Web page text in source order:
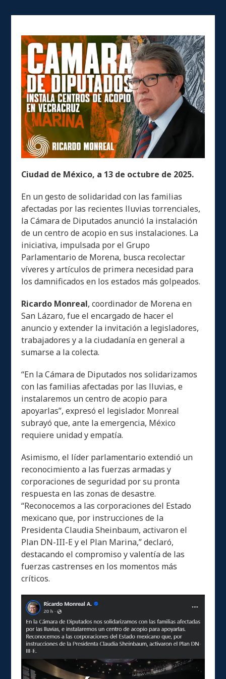
Ciudad de México, a 13 de octubre de 2025.
En un gesto de solidaridad con las familias
afectadas por las recientes lluvias torrenciales,
la Cámara de Diputados anunció la instalación
de un centro de acopio en sus instalaciones. La
iniciativa, impulsada por el Grupo
Parlamentario de Morena, busca recolectar
víveres y artículos de primera necesidad para
los damnificados en los estados más golpeados.
Ricardo Monreal, coordinador de Morena en
San Lázaro, fue el encargado de hacer el
anuncio y extender la invitación a legisladores,
trabajadores y a la ciudadanía en general a
sumarse a la colecta.
“En la Cámara de Diputados nos solidarizamos
con las familias afectadas por las lluvias, e
instalaremos un centro de acopio para
apoyarlas”, expresó el legislador. Monreal
subrayó que, ante la emergencia, México
requiere unidad y empatía.
Asimismo, el líder parlamentario extendió un
reconocimiento a las fuerzas armadas y
corporaciones de seguridad por su pronta
respuesta en las zonas de desastre.
“Reconocemos a las corporaciones del Estado
mexicano que, por instrucciones de la
Presidenta Claudia Sheinbaum, activaron el
Plan DN-III-E y el Plan Marina,” declaró,
destacando el compromiso y valentía de las
fuerzas castrenses en los momentos más
críticos.